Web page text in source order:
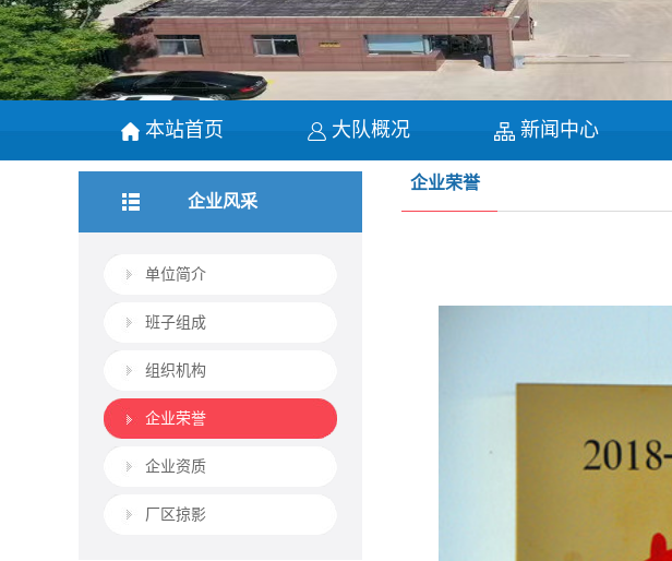
本站首页 大队概况 新闻中心
企业风采
单位简介
班子组成
组织机构
企业荣誉
企业资质
厂区掠影
企业荣誉